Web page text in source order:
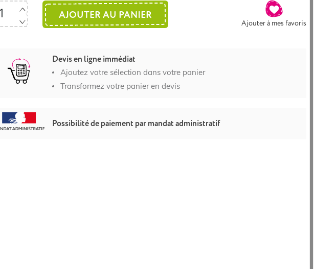
AJOUTER AU PANIER
Ajouter à mes favoris
Devis en ligne immédiat
Ajoutez votre sélection dans votre panier
Transformez votre panier en devis
Possibilité de paiement par mandat administratif